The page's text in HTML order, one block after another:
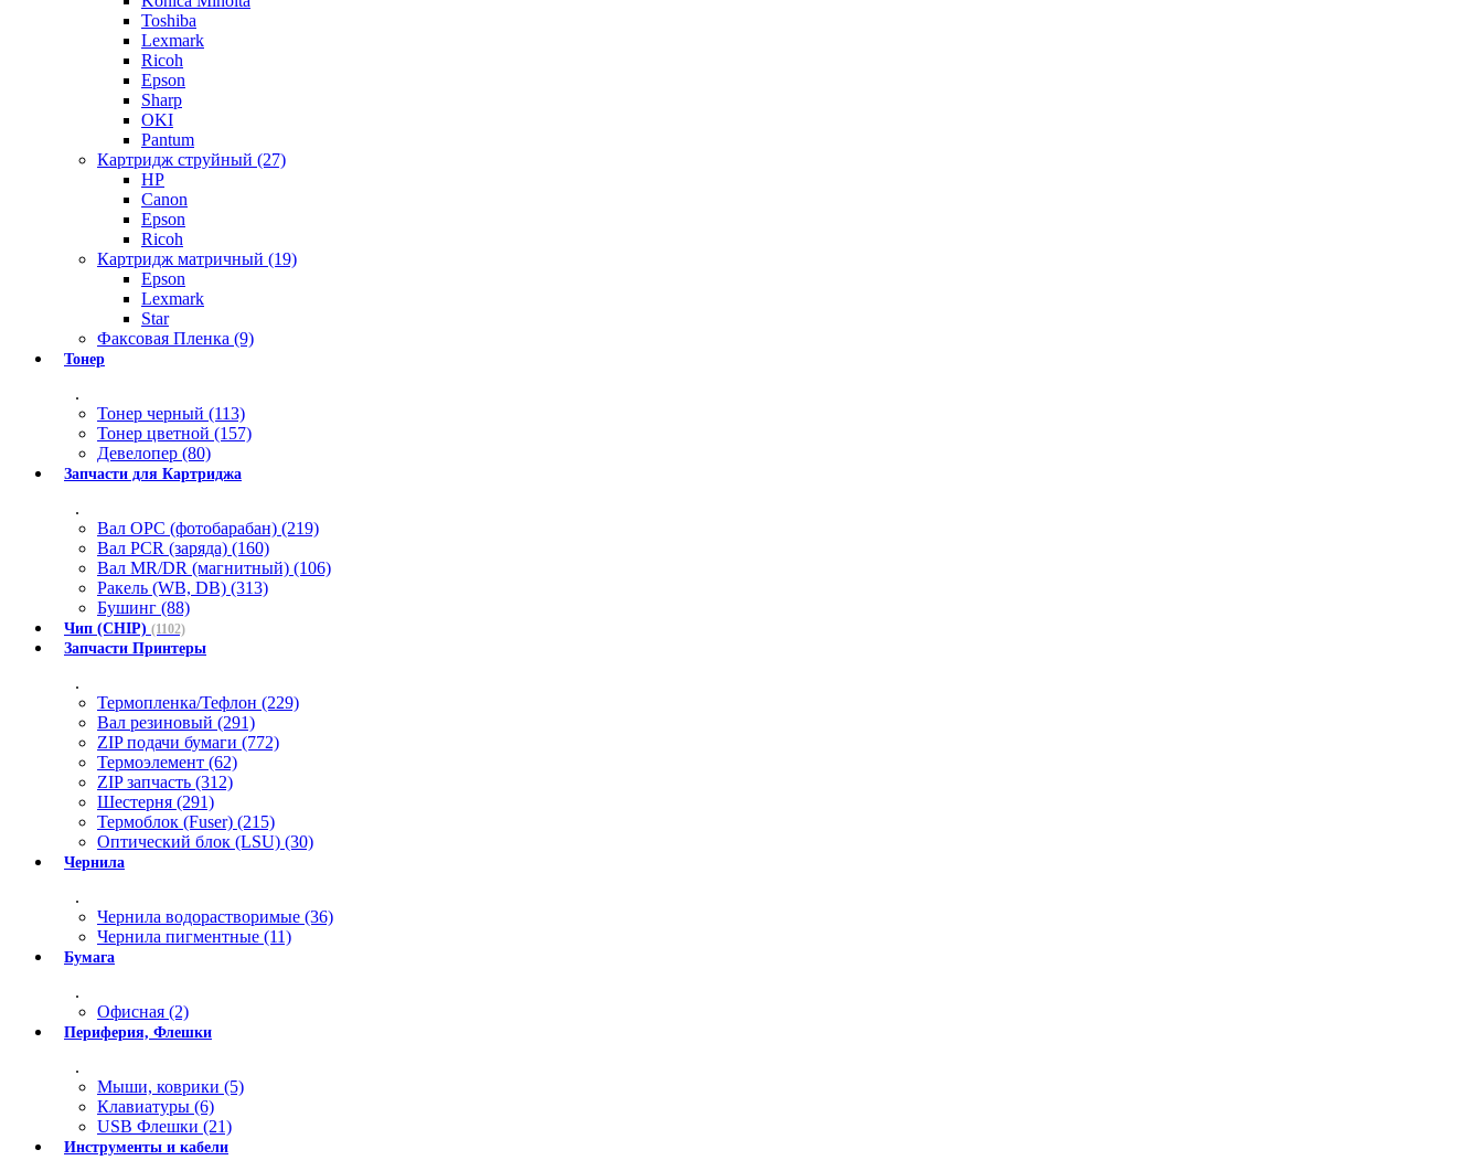
Toshiba
Lexmark
Ricoh
Epson
Sharp
OKI
Pantum
Картридж струйный (27)
HP
Canon
Epson
Ricoh
Картридж матричный (19)
Epson
Lexmark
Star
Факсовая Пленка (9)
Тонер
.
Тонер черный (113)
Тонер цветной (157)
Девелопер (80)
Запчасти для Картриджа
.
Вал OPC (фотобарабан) (219)
Вал PCR (заряда) (160)
Вал MR/DR (магнитный) (106)
Ракель (WB, DB) (313)
Бушинг (88)
Чип (CHIP) (1102)
Запчасти Принтеры
.
Термопленка/Тефлон (229)
Вал резиновый (291)
ZIP подачи бумаги (772)
Термоэлемент (62)
ZIP запчасть (312)
Шестерня (291)
Термоблок (Fuser) (215)
Оптический блок (LSU) (30)
Чернила
.
Чернила водорастворимые (36)
Чернила пигментные (11)
Бумага
.
Офисная (2)
Периферия, Флешки
.
Мыши, коврики (5)
Клавиатуры (6)
USB Флешки (21)
Инструменты и кабели